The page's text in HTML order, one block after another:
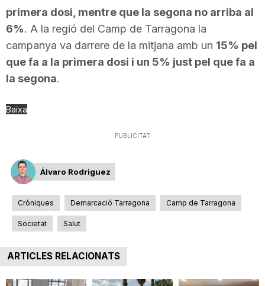
primera dosi, mentre que la segona no arriba al
6%. A la regió del Camp de Tarragona la
campanya va darrere de la mitjana amb un 15% pel
que fa a la primera dosi i un 5% just pel que fa a
la segona.
Baixa
PUBLICITAT
Álvaro Rodriguez
Cròniques Demarcació Tarragona Camp de Tarragona
Societat Salut
ARTICLES RELACIONATS